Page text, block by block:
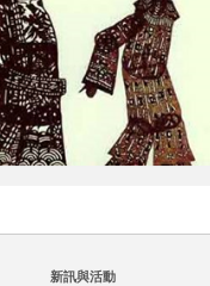
新訊與活動